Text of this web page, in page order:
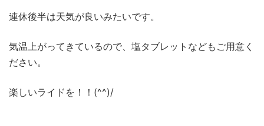
連休後半は天気が良いみたいです。
気温上がってきているので、塩タブレットなどもご用意く
ださい。
楽しいライドを！！(^^)/